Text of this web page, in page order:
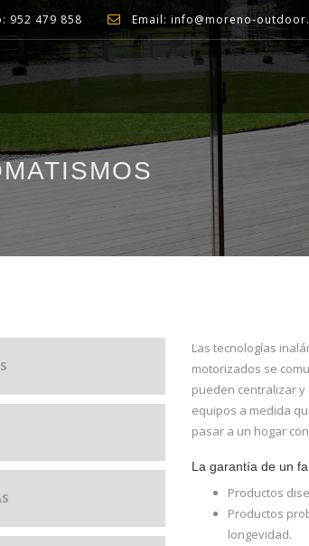
952 479 858 Email: info@moreno-
Las tecnologías
motorizados se
pueden centralizar
equipos a medida
pasar a un hogar
La garantía de un
Productos
Productos
longevidad.